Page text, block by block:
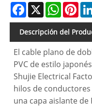
Facebook
X WhatsApp
Descripción del
El cable plano de
PVC de estilo
Shujie Electrical
hilos de
una capa aislante de